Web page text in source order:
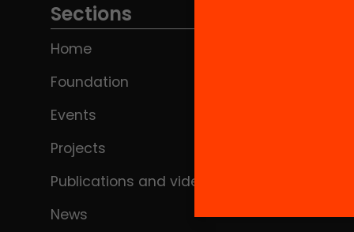
Sections
Home
Foundation
Events
Projects
Publications and videos
News